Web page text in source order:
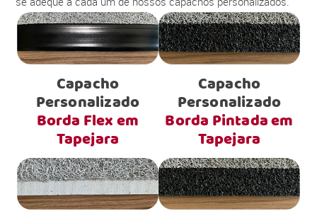
Capacho
Personalizado
Borda Flex em
Tapejara
Capacho
Personalizado
Borda Pintada em
Tapejara